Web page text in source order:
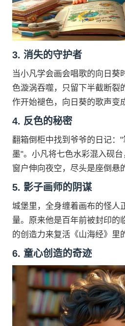
3. 消失的守护者
当小凡学会画会唱歌的向日葵
色漩涡吞噬，只留下半截断裂
作开始褪色，向日葵的歌声变
4. 反色的秘密
翻箱倒柜中找到爷爷的日记：
墨"。小凡将七色水彩混入砚
窗户伸向夜空，尽头是座倒悬
5. 影子画师的阴谋
城堡里，全身缠着画布的怪人
量。原来他是百年前被封印的
的创造力来复活《山海经》里
6. 童心创造的奇迹